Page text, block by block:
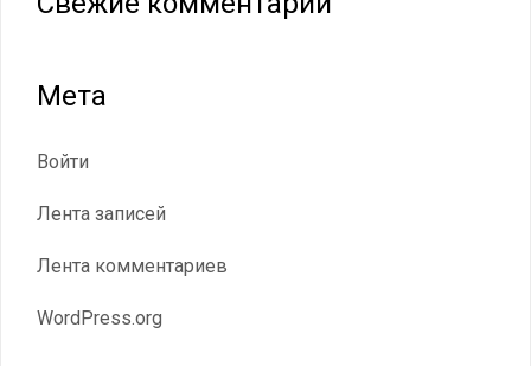
Мета
Войти
Лента записей
Лента комментариев
WordPress.org